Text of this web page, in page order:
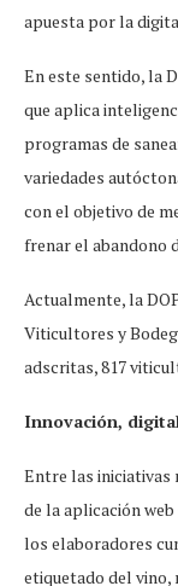
apuesta por la
En este sentido, la
que aplica
programas de
variedades
con el objetivo de
frenar el abandono
Actualmente, la
Viticultores y
adscritas, 817
Innovación,
Entre las iniciativas
de la aplicación
los elaboradores
etiquetado del